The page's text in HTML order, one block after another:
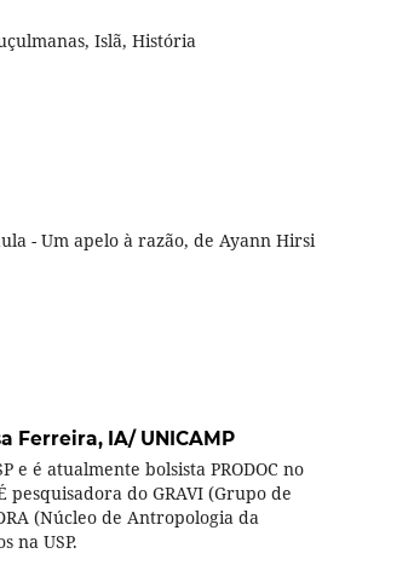
Islã, História
- Um apelo à razão, de Ayann Hirsi
Ferreira, IA/ UNICAMP
e é atualmente bolsista PRODOC no
pesquisadora do GRAVI (Grupo de
(Núcleo de Antropologia da
na USP.